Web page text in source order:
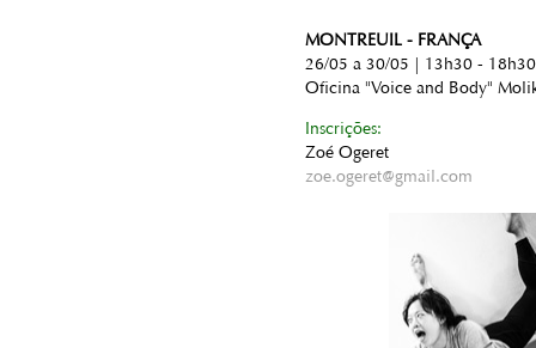
MONTREUIL - FRANÇA
26/05 a 30/05 | 13h30 - 18h30
Oficina "Voice and Body"
Inscrições:
Zoé Ogeret
zoe.ogeret@gmail.com